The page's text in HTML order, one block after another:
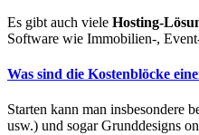
Es gibt auch viele Hosting-
Software wie Immobilien-,
Was sind die Kostenblöcke
Starten kann man insbesondere
usw.) und sogar Grunddesigns